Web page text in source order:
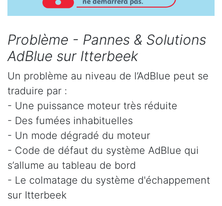
Problème - Pannes & Solutions
AdBlue sur Itterbeek
Un problème au niveau de l’AdBlue peut se
traduire par :
- Une puissance moteur très réduite
- Des fumées inhabituelles
- Un mode dégradé du moteur
- Code de défaut du système AdBlue qui
s’allume au tableau de bord
- Le colmatage du système d'échappement
sur Itterbeek